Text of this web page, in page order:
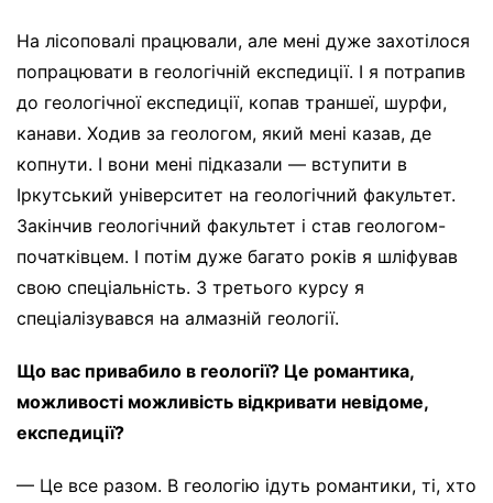
На лісоповалі працювали, але мені дуже захотілося
попрацювати в геологічній експедиції. І я потрапив
до геологічної експедиції, копав траншеї, шурфи,
канави. Ходив за геологом, який мені казав, де
копнути. І вони мені підказали — вступити в
Іркутський університет на геологічний факультет.
Закінчив геологічний факультет і став геологом-
початківцем. І потім дуже багато років я шліфував
свою спеціальність. З третього курсу я
спеціалізувався на алмазній геології.
Що вас привабило в геології? Це романтика,
можливості можливість відкривати невідоме,
експедиції?
— Це все разом. В геологію ідуть романтики, ті, хто